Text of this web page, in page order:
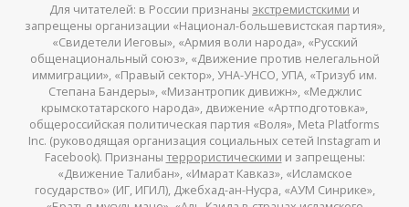
Для читателей: в России признаны экстремистскими и
запрещены организации «Национал-большевистская партия»,
«Свидетели Иеговы», «Армия воли народа», «Русский
общенациональный союз», «Движение против нелегальной
иммиграции», «Правый сектор», УНА-УНСО, УПА, «Тризуб им.
Степана Бандеры», «Мизантропик дивижн», «Меджлис
крымскотатарского народа», движение «Артподготовка»,
общероссийская политическая партия «Воля», Meta Platforms
Inc. (руководящая организация социальных сетей Instagram и
Facebook). Признаны террористическими и запрещены:
«Движение Талибан», «Имарат Кавказ», «Исламское
государство» (ИГ, ИГИЛ), Джебхад-ан-Нусра, «АУМ Синрике»,